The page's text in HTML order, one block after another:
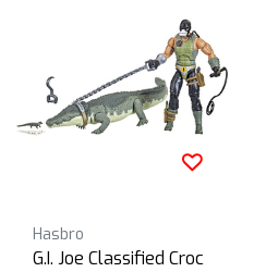
Hasbro
G.I. Joe Classified Croc